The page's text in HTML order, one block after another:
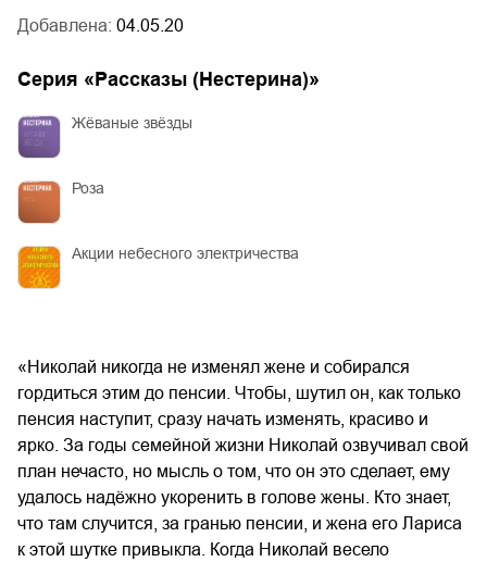
Добавлена: 04.05.20
Серия « Рассказы (Нестерина)»
Жёваные звёзды
Роза
Акции небесного электричества
«Николай никогда не изменял жене и собирался
гордиться этим до пенсии. Чтобы, шутил он, как только
пенсия наступит, сразу начать изменять, красиво и
ярко. За годы семейной жизни Николай озвучивал свой
план нечасто, но мысль о том, что он это сделает, ему
удалось надёжно укоренить в голове жены. Кто знает,
что там случится, за гранью пенсии, и жена его Лариса
к этой шутке привыкла. Когда Николай весело